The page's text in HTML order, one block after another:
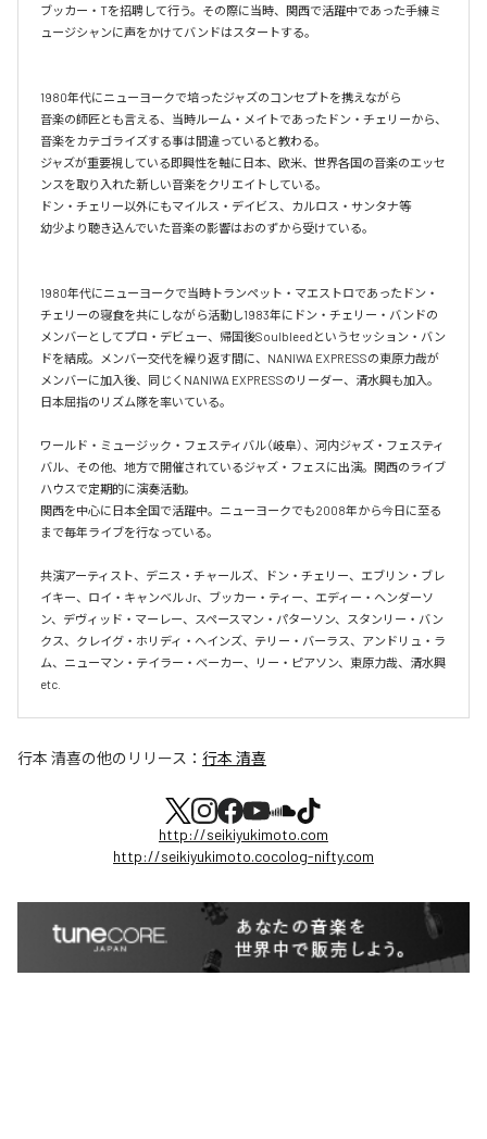
ブッカー・Tを招聘して行う。その際に当時、関西で活躍中であった手練ミ
ュージシャンに声をかけてバンドはスタートする。
1980年代にニューヨークで培ったジャズのコンセプトを携えながら
音楽の師匠とも言える、当時ルーム・メイトであったドン・チェリーから、
音楽をカテゴライズする事は間違っていると教わる。
ジャズが重要視している即興性を軸に日本、欧米、世界各国の音楽のエッセ
ンスを取り入れた新しい音楽をクリエイトしている。
ドン・チェリー以外にもマイルス・デイビス、カルロス・サンタナ等
幼少より聴き込んでいた音楽の影響はおのずから受けている。
1980年代にニューヨークで当時トランペット・マエストロであったドン・
チェリーの寝食を共にしながら活動し1983年にドン・チェリー・バンドの
メンバーとしてプロ・デビュー、帰国後Soulbleedというセッション・バン
ドを結成。メンバー交代を繰り返す間に、NANIWA EXPRESSの東原力哉が
メンバーに加入後、同じくNANIWA EXPRESSのリーダー、清水興も加入。
日本屈指のリズム隊を率いている。
ワールド・ミュージック・フェスティバル（岐阜）、河内ジャズ・フェスティ
バル、その他、地方で開催されているジャズ・フェスに出演。関西のライブ
ハウスで定期的に演奏活動。
関西を中心に日本全国で活躍中。ニューヨークでも2008年から今日に至る
まで毎年ライブを行なっている。
共演アーティスト、デニス・チャールズ、ドン・チェリー、エブリン・ブレ
イキー、ロイ・キャンベル Jr、ブッカー・ティー、エディー・ヘンダーソ
ン、デヴィッド・マーレー、スペースマン・パターソン、スタンリー・バン
クス、クレイグ・ホリディ・ヘインズ、テリー・バーラス、アンドリュ・ラ
ム、ニューマン・テイラー・ベーカー、リー・ピアソン、東原力哉、清水興
行本 清喜の他のリリース： 行本 清喜
http://seikiyukimoto.com
http://seikiyukimoto.cocolog-nifty.com